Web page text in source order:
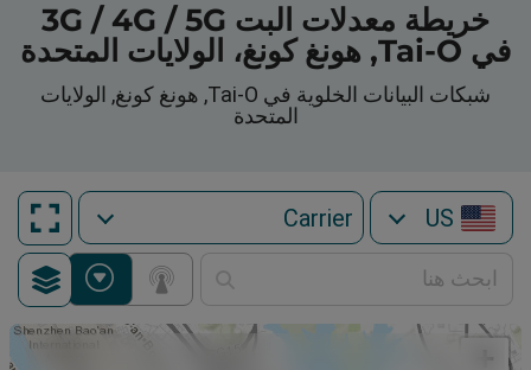
خريطة معدلات البت 3G / 4G / 5G
في Tai-O, هونغ كونغ، الولايات المتحدة
شبكات البيانات الخلوية في Tai-O, هونغ كونغ, الولايات
المتحدة
US